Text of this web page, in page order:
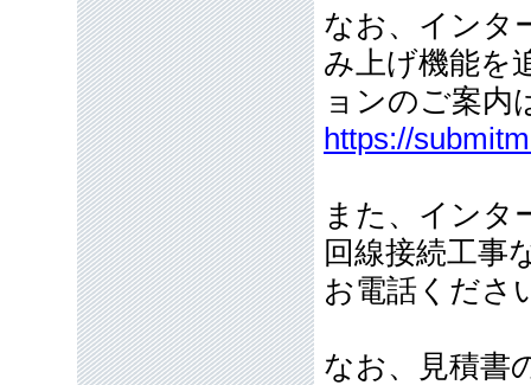
なお、インタ
み上げ機能を
ョンのご案内
https://
また、インタ
回線接続工事
お電話くださ
なお、見積書